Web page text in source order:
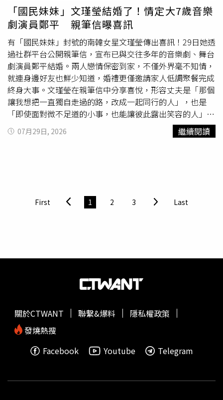
藥，以抑制前列腺素生成；透過熱敷下腹部促進血液循環、
放鬆子宮平滑肌；適度散步或伸展，幫助腦內啡分泌，達到
天然止痛效果；以及平時多攝取富含Omega-3脂肪酸及鎂的
食物，有助降低發炎反應並放鬆肌肉。楊佳璇提醒，若經痛
程度嚴重，或與子宮內膜異位症、子宮肌腺症、子宮肌瘤或
骨盆腔發炎等疾病有關，建議盡早就醫檢查，找出真正原因
並接受適當治療。
「國民妹妹」文瑾瑩結婚了！情定大7歲音樂
劇演員鄭平 親筆信曝喜訊
有「國民妹妹」封號的南韓女星文瑾瑩傳出喜訊！29日她透
過社群平台公開親筆信，宣布已與交往多年的音樂劇、舞台
劇演員鄭平結婚。兩人戀情保密到家，不僅外界毫不知情，
就連身邊好友也鮮少知道，婚禮更僅邀請家人低調聚餐完成
終身大事。文瑾瑩在親筆信中分享喜悅，形容丈夫是「那個
讓我想把一直獨自走過的路，改成一起同行的人」，也是
「即使面對微不足道的小事，也能讓彼此露出笑容的人」，
並表示兩人決定攜手共同填滿未來的人生。她也向粉絲喊
話，希望外界能給予兩人更多祝福與鼓勵，而非擔憂，「大
展為戀人，並在深厚信任基礎下決定共度一生。由於雙方十
分低調，就連身邊親友都不知道兩人戀愛，婚禮也僅以家族
出生的文瑾瑩在2000年因演出《藍色生死戀》中宋慧喬少
齒老婆Oh My God》等作品走紅，更以《幼齒老婆Oh My
God》鞏固「國民妹妹」形象。2008年，她以《風之畫
大獎得主，近年文瑾瑩不僅在Netflix《地獄公使》第2季展
現截然不同的演技，婚後也將在丈夫支持下持續投入演藝事
07月29日, 2026 繼續閱讀
First 1 2 3 Last
關於CTWANT 聯繫&爆料
隱私權政策
發燒熱搜
Facebook
Youtube Telegram